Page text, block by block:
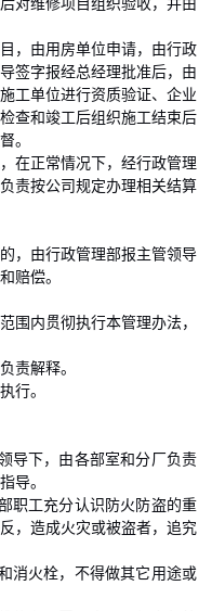
由用房单位申请，由行政
签字报经总经理批准后，由
工单位进行资质验证、企业
查和竣工后组织施工结束后
。
正常情况下，经行政管理
责按公司规定办理相关结算
由行政管理部报主管领导
赔偿。
内贯彻执行本管理办法，
解释。
行。
下，由各部室和分厂负责
导。
工充分认识防火防盗的重
，造成火灾或被盗者，追究
火栓，不得做其它用途或